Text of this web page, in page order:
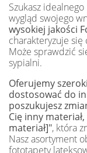
Szukasz
wygląd swojego
wysokiej jakości
charakteryzuje
Może sprawdzić
sypialni.
Oferujemy
dostosować do
poszukujesz
Cię inny
materiał]", która
Nasz asortyment
fototapety